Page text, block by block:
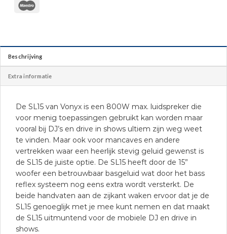
Beschrijving
Extra informatie
De SL15 van Vonyx is een 800W max. luidspreker die
voor menig toepassingen gebruikt kan worden maar
vooral bij DJ’s en drive in shows ultiem zijn weg weet
te vinden. Maar ook voor mancaves en andere
vertrekken waar een heerlijk stevig geluid gewenst is
de SL15 de juiste optie. De SL15 heeft door de 15”
woofer een betrouwbaar basgeluid wat door het bass
reflex systeem nog eens extra wordt versterkt. De
beide handvaten aan de zijkant waken ervoor dat je de
SL15 genoeglijk met je mee kunt nemen en dat maakt
de SL15 uitmuntend voor de mobiele DJ en drive in
shows.